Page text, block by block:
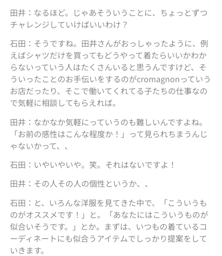
田井：なるほど。じゃあそういうことに、ちょっとずつ
チャレンジしていけばいいわけ？
石田：そうですね。田井さんがおっしゃったように、例
えばシャツだけを買ってもどうやって着たらいいかわか
らないっていう人はたくさんいると思うんですけど、そ
ういったことのお手伝いをするのがcromagnonっていう
お店だったり、そこで働いてくれてる子たちの仕事なの
で気軽に相談してもらえれば。
田井：なかなか気軽にっていうのも難しいんですよね。
「お前の感性はこんな程度か！」って見られちまうんじ
ゃないかって、、
石田：いやいやいや。笑。それはないですよ！
田井：その人その人の個性というか、、
石田：と、いろんな洋服を見てきた中で、「こういうも
のがオススメです！」と。「あなたにはこういうものが
似合いそうです。」とか。まずは、いつもの着ているコ
ーディネートにも似合うアイテムでしっかり提案をして
いきます。